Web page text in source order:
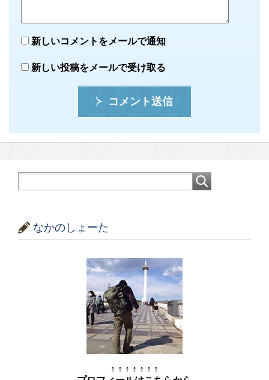
新しいコメントをメールで通知
新しい投稿をメールで受け取る
コメント送信
なかのしょーた
↑ ↑ ↑ ↑ ↑ ↑ ↑